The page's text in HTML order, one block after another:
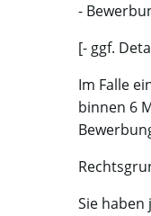
-
[- ggf.
Im Falle
binnen 6
Sie